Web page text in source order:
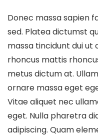
Donec massa sapien
sed. Platea dictumst
massa tincidunt dui ut
rhoncus mattis
metus dictum at.
ornare massa eget
Vitae aliquet nec
eget. Nulla pharetra
adipiscing. Quam